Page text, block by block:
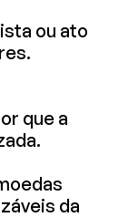
ou ato
que a
da